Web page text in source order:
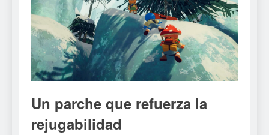
Un parche que refuerza la
rejugabilidad